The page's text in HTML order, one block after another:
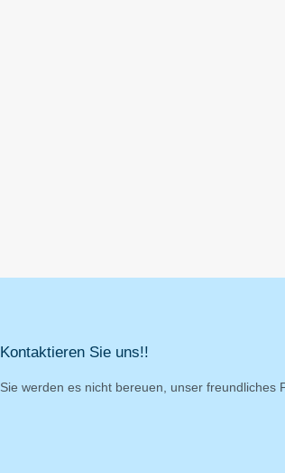
Kontaktieren Sie uns!!
Sie werden es nicht bereuen, unser freundliches